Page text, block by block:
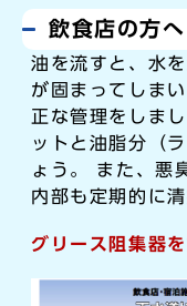
飲食店の方へ
油を流すと、水
が固まってしま
正な管理をしま
ットと油脂分（
ょう。 また、悪
内部も定期的に
グリース阻集器